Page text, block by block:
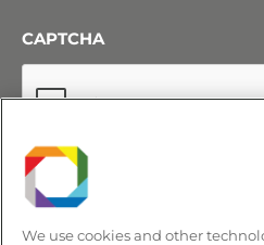
CAPTCHA
We use cookies and other